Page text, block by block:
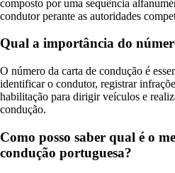
composto por uma sequência
condutor perante as autoridades
Qual a importância do
O número da carta de condução é
identificar o condutor, registrar
habilitação para dirigir veículos e
condução.
Como posso saber qual é o
condução portuguesa?